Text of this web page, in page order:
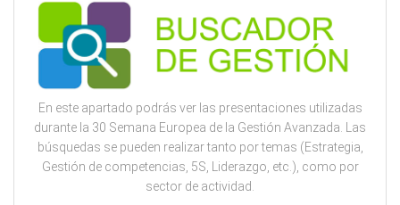
En este apartado podrás ver las presentaciones utilizadas
durante la 30 Semana Europea de la Gestión Avanzada. Las
búsquedas se pueden realizar tanto por temas (Estrategia,
Gestión de competencias, 5S, Liderazgo, etc.), como por
sector de actividad.